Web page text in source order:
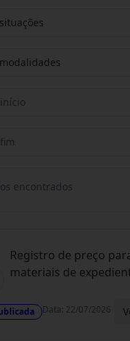
s encontrados
Registro de preço
materiais de
Data: 22/07/2026